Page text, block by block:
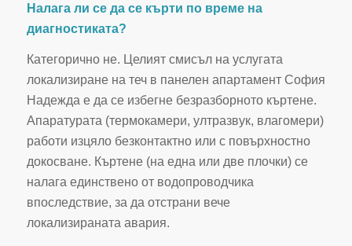
Налага ли се да се кърти по време на
диагностиката?
Категорично не. Целият смисъл на услугата
локализиране на теч в панелен апартамент София
Надежда е да се избегне безразборното къртене.
Апаратурата (термокамери, ултразвук, влагомери)
работи изцяло безконтактно или с повърхностно
докосване. Къртене (на една или две плочки) се
налага единствено от водопроводчика
впоследствие, за да отстрани вече
локализираната авария.